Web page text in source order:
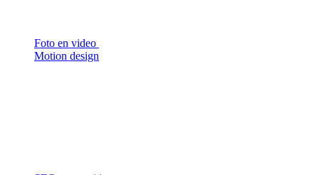
Foto en video
Motion design